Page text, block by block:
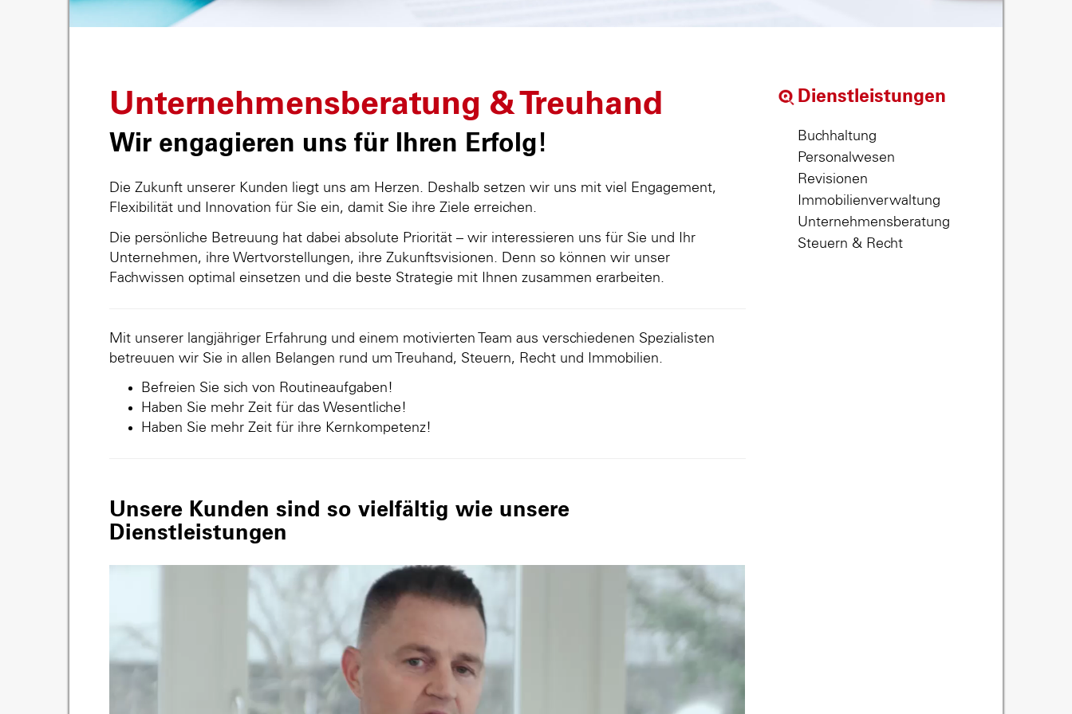
Unternehmensberatung & Treuhand
Wir engagieren uns für Ihren Erfolg!
Die Zukunft unserer Kunden liegt uns am Herzen. Deshalb setzen wir uns mit viel Engagement,
Flexibilität und Innovation für Sie ein, damit Sie ihre Ziele erreichen.
Die persönliche Betreuung hat dabei absolute Priorität – wir interessieren uns für Sie und Ihr
Unternehmen, ihre Wertvorstellungen, ihre Zukunftsvisionen. Denn so können wir unser
Fachwissen optimal einsetzen und die beste Strategie mit Ihnen zusammen erarbeiten.
Mit unserer langjähriger Erfahrung und einem motivierten Team aus verschiedenen Spezialisten
betreuuen wir Sie in allen Belangen rund um Treuhand, Steuern, Recht und Immobilien.
Befreien Sie sich von Routineaufgaben!
Haben Sie mehr Zeit für das Wesentliche!
Haben Sie mehr Zeit für ihre Kernkompetenz!
Unsere Kunden sind so vielfältig wie unsere
Dienstleistungen
Dienstleistungen
Buchhaltung
Personalwesen
Revisionen
Immobilienverwaltung
Unternehmensberatung
Steuern & Recht